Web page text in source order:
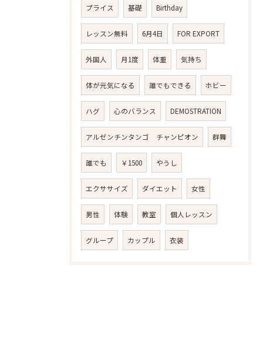
プライス 基礎 Birthday
レッスン無料 6月4日 FOR EXPORT
外国人 月1度 体重 気持ち
体が元気になる 誰でもできる ホビー
ハグ 心のバランス DEMOSTRATION
アルゼンチンタンゴ チャンピオン 群舞
誰でも ￥1500 やうし
エクササイズ ダイエット 女性
男性 体験 教室 個人レッスン
グループ カップル 衣装